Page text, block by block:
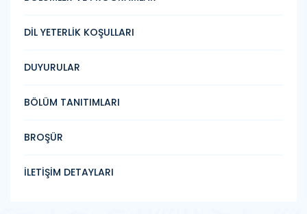
DİL YETERLİK KOŞULLARI
DUYURULAR
BÖLÜM TANITIMLARI
BROŞÜR
İLETİŞİM DETAYLARI